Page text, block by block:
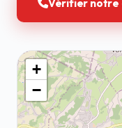
Vérifier notre
+
−